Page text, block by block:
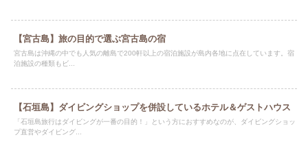
【宮古島】旅の目的で選ぶ宮古島の宿
宮古島は沖縄の中でも人気の離島で200軒以上の宿泊施設が島内各地に点在しています。宿
泊施設の種類もビ...
【石垣島】ダイビングショップを併設しているホテル＆ゲストハウス
「石垣島旅行はダイビングが一番の目的！」という方におすすめなのが、ダイビングショッ
プ直営やダイビング...